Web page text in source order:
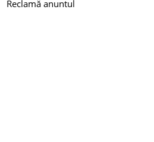
Reclamă anuntul